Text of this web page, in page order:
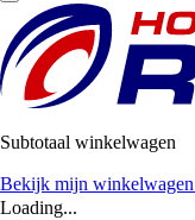
Subtotaal winkelwagen
Bekijk mijn winkelwagen
Loading...